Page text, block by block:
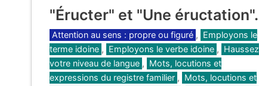
"Éructer" et "Une éructation".
Catégories
Attention au sens : propre ou figuré , Employons le
terme idoine , Employons le verbe idoine , Haussez
votre niveau de langue , Mots, locutions et
expressions du registre familier , Mots, locutions et